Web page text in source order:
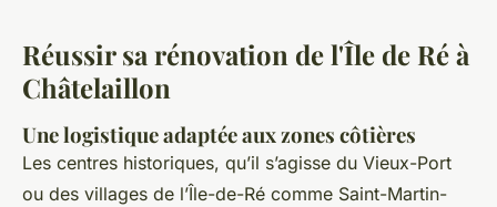
Réussir sa rénovation de l'Île de Ré à
Châtelaillon
Une logistique adaptée aux zones côtières
Les centres historiques, qu’il s’agisse du Vieux-Port
ou des villages de l’Île-de-Ré comme Saint-Martin-